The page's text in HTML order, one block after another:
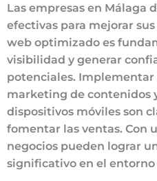
Las empresas en Málaga
efectivas para mejorar
web optimizado es
visibilidad y generar
potenciales. Implementar
marketing de contenidos
dispositivos móviles son
fomentar las ventas. Con
negocios pueden lograr
significativo en el